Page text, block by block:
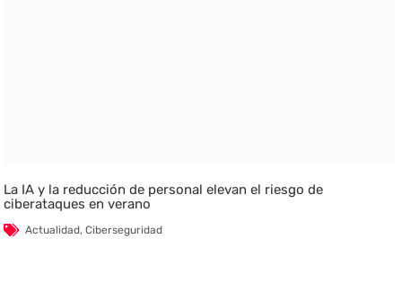
La IA y la reducción de personal elevan el riesgo de
ciberataques en verano
Actualidad,Ciberseguridad